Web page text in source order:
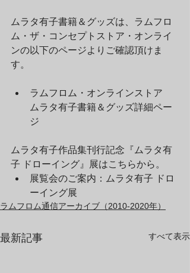
ムラタ有子書籍＆グッズは、ラムフロ
ム・ザ・コンセプトストア・オンライ
ンの以下のページよりご確認頂けま
す。
ラムフロム・オンラインストア
ムラタ有子書籍＆グッズ詳細ペー
ジ
ムラタ有子作品集刊行記念『ムラタ有
子 ドローイング』展はこちらから。
展覧会のご案内：ムラタ有子 ドロ
ーイング展
ラムフロム通信アーカイブ（2010-2020年）
最新記事 すべて表示